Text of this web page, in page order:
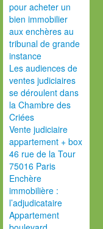
pour acheter un
bien immobilier
aux enchères au
tribunal de grande
instance
Les audiences de
ventes judiciaires
se déroulent dans
la Chambre des
Criées
Vente judiciaire
appartement + box
46 rue de la Tour
75016 Paris
Enchère
immobilière :
l’adjudicataire
Appartement